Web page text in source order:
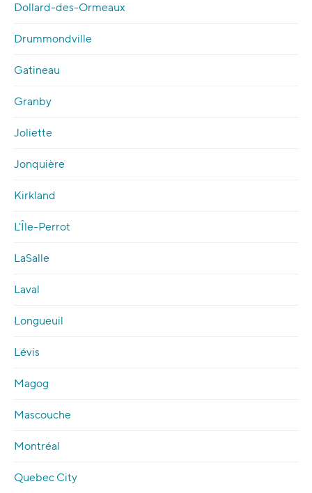
Dollard-des-Ormeaux
Drummondville
Gatineau
Granby
Joliette
Jonquière
Kirkland
L'Île-Perrot
LaSalle
Laval
Longueuil
Lévis
Magog
Mascouche
Montréal
Quebec City